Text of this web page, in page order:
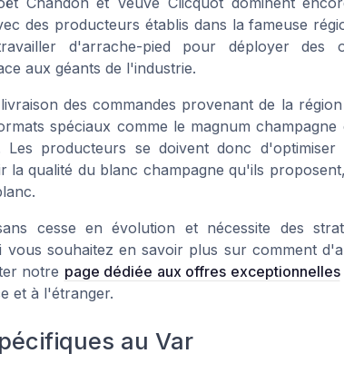
des producteurs établis dans la fameuse
d'arrache-pied pour déployer des
aux géants de l'industrie.
livraison des commandes provenant de la
spéciaux comme le magnum champagne
Les producteurs se doivent donc d'optimiser
la qualité du blanc champagne qu'ils
.
cesse en évolution et nécessite des
souhaitez en savoir plus sur comment
notre page dédiée aux offres exceptionnelles
et à l'étranger.
au Var